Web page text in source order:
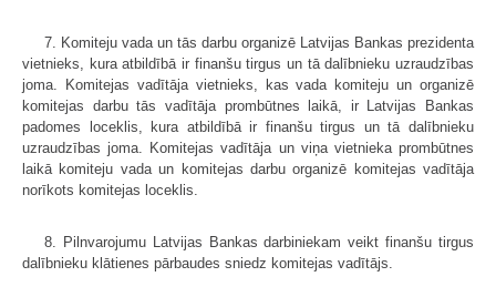
7. Komiteju vada un tās darbu organizē Latvijas Bankas prezidenta
vietnieks, kura atbildībā ir finanšu tirgus un tā dalībnieku uzraudzības
joma. Komitejas vadītāja vietnieks, kas vada komiteju un organizē
komitejas darbu tās vadītāja prombūtnes laikā, ir Latvijas Bankas
padomes loceklis, kura atbildībā ir finanšu tirgus un tā dalībnieku
uzraudzības joma. Komitejas vadītāja un viņa vietnieka prombūtnes
laikā komiteju vada un komitejas darbu organizē komitejas vadītāja
norīkots komitejas loceklis.
8. Pilnvarojumu Latvijas Bankas darbiniekam veikt finanšu tirgus
dalībnieku klātienes pārbaudes sniedz komitejas vadītājs.